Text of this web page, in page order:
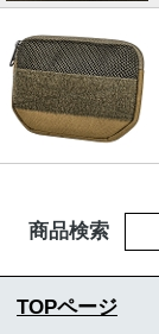
商品検索
TOPページ